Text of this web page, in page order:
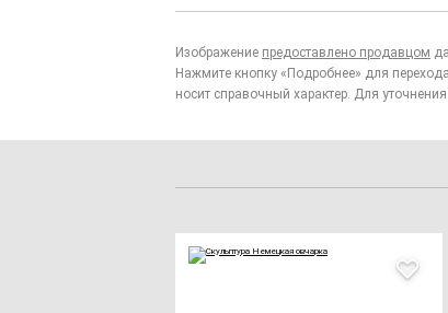
Изображение предоставлено продавцом
Нажмите кнопку «Подробнее» для
носит справочный характер. Для